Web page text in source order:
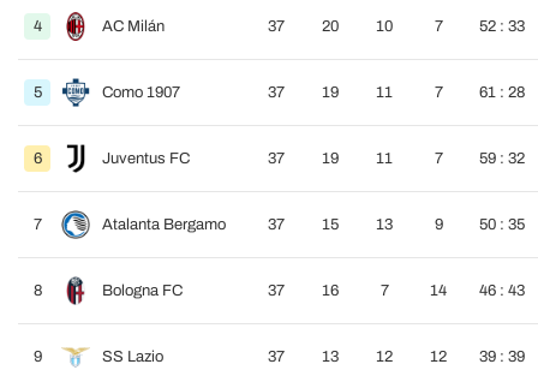
4 AC Milán 37 20 10 7 52 : 33
5 Como 1907 37 19 11 7 61 : 28
6 Juventus FC 37 19 11 7 59 : 32
7 Atalanta Bergamo 37 15 13 9 50 : 35
8 Bologna FC 37 16 7 14 46 : 43
9 SS Lazio 37 13 12 12 39 : 39